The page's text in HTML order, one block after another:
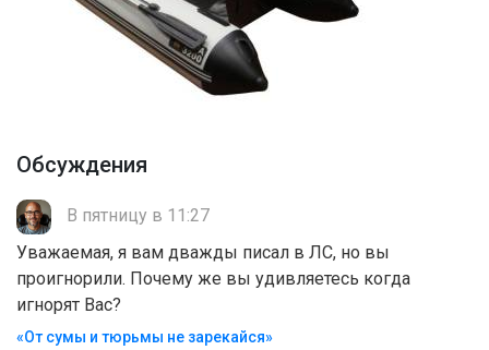
Обсуждения
В пятницу в 11:27
Уважаемая, я вам дважды писал в ЛС, но вы
проигнорили. Почему же вы удивляетесь когда
игнорят Вас?
«От сумы и тюрьмы не зарекайся»